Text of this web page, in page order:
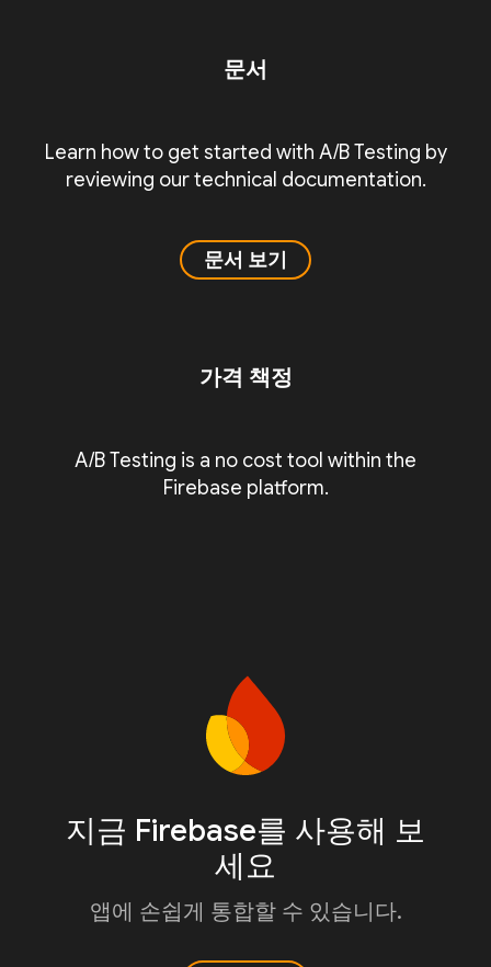
문서
Learn how to get started with A/B Testing by
reviewing our technical documentation.
문서 보기
가격 책정
A/B Testing is a no cost tool within the
Firebase platform.
지금 Firebase를 사용해 보
세요
앱에 손쉽게 통합할 수 있습니다.